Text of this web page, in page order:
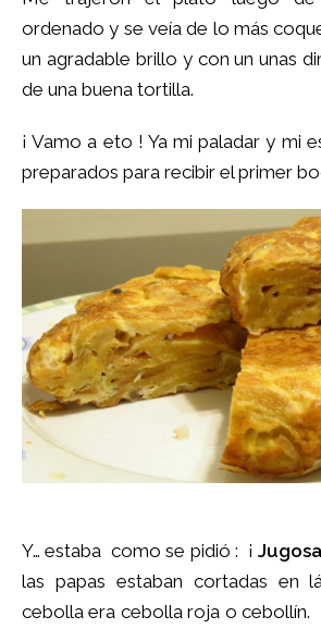
ordenado y se veía de lo más
un agradable brillo y con un unas
de una buena tortilla.
¡ Vamo a eto ! Ya mi paladar y mi
preparados para recibir el primer
Y… estaba como se pidió : ¡Jugosa
las papas estaban cortadas en
cebolla era cebolla roja o cebollín.